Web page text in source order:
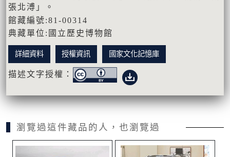
張北溥」。
館藏編號:81-00314
典藏單位:國立歷史博物館
詳細資料 授權資訊 國家文化記憶庫
描述文字授權：
瀏覽過這件藏品的人，也瀏覽過